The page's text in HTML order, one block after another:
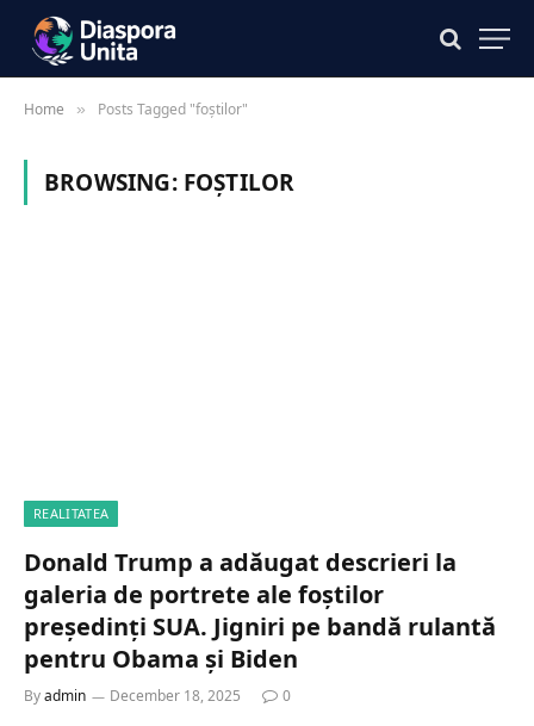
Home » Posts Tagged "foștilor"
BROWSING: FOȘTILOR
REALITATEA
Donald Trump a adăugat descrieri la
galeria de portrete ale foștilor
președinți SUA. Jigniri pe bandă rulantă
pentru Obama și Biden
Byadmin December 18, 2025 0